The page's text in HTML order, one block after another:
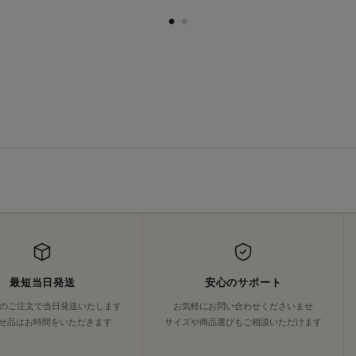
最短当日発送
ご注文で当日発送いたします
品はお時間をいただきます
安心のサポート
お気軽にお問い合わせくださいませ
サイズや商品選びもご相談いただけます